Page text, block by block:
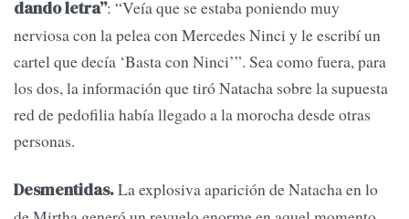
dando letra”: “Veía que se estaba poniendo muy
nerviosa con la pelea con Mercedes Ninci y le escribí un
cartel que decía ‘Basta con Ninci’”. Sea como fuera, para
los dos, la información que tiró Natacha sobre la supuesta
red de pedofilia había llegado a la morocha desde otras
personas.
Desmentidas.La explosiva aparición de Natacha en lo